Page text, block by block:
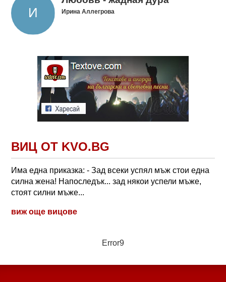
Ирина Аллегрова
ВИЦ ОТ KVO.BG
Има една приказка: - Зад всеки успял мъж стои една
силна жена! Напоследък... зад някои успели мъже,
стоят силни мъже...
виж още вицове
Error9